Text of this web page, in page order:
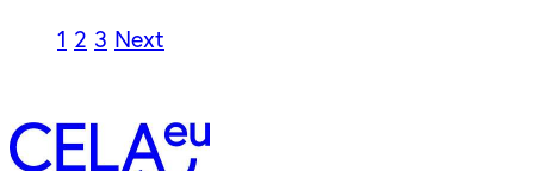
1 2 3 Next